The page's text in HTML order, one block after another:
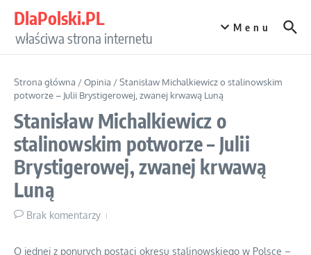
DlaPolski.PL
właściwa strona internetu
Menu
Strona główna /Opinia /Stanisław Michalkiewicz o stalinowskim
potworze – Julii Brystigerowej, zwanej krwawą Luną
Stanisław Michalkiewicz o
stalinowskim potworze – Julii
Brystigerowej, zwanej krwawą
Luną
Brak komentarzy
O jednej z ponurych postaci okresu stalinowskiego w Polsce –